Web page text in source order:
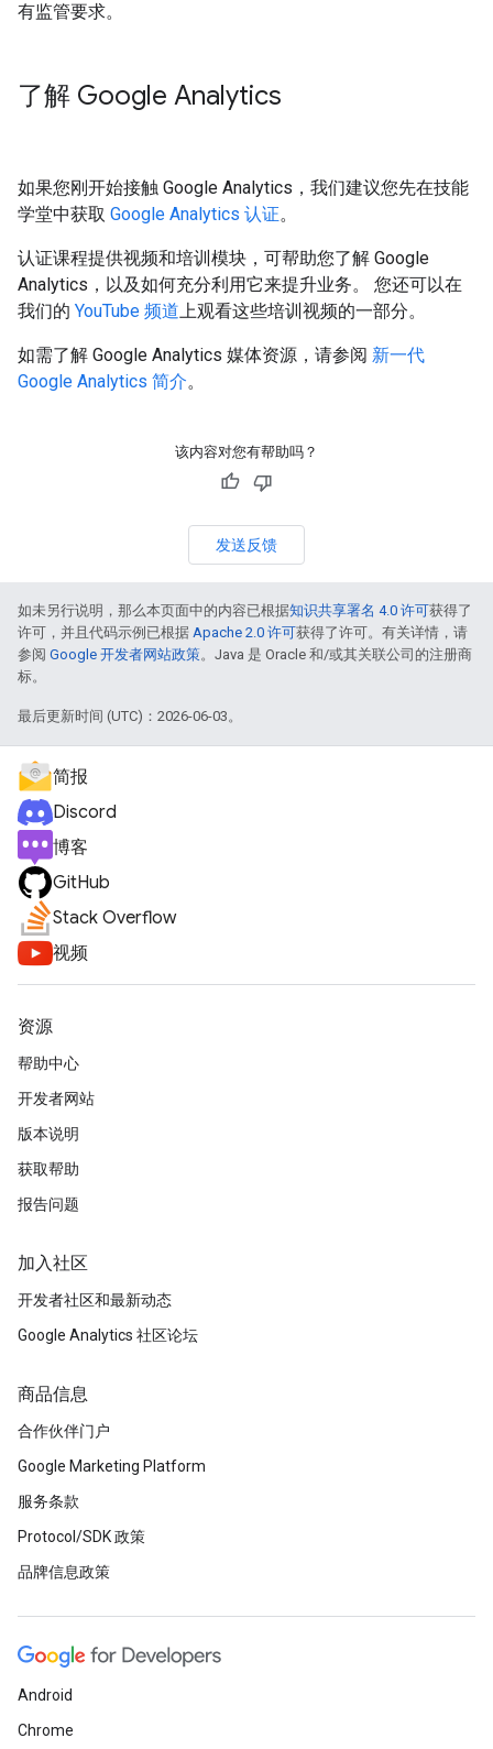
有监管要求。
了解 Google Analytics
如果您刚开始接触 Google Analytics，我们建议您先在技能
学堂中获取 Google Analytics 认证。
认证课程提供视频和培训模块，可帮助您了解 Google
Analytics，以及如何充分利用它来提升业务。 您还可以在
我们的 YouTube 频道上观看这些培训视频的一部分。
如需了解 Google Analytics 媒体资源，请参阅 新一代
Google Analytics 简介。
该内容对您有帮助吗？
发送反馈
如未另行说明，那么本页面中的内容已根据知识共享署名 4.0 许可获得了
许可，并且代码示例已根据 Apache 2.0 许可获得了许可。有关详情，请
参阅 Google 开发者网站政策。Java 是 Oracle 和/或其关联公司的注册商
标。
最后更新时间 (UTC)：2026-06-03。
简报
Discord
博客
GitHub
Stack Overflow
视频
资源
帮助中心
开发者网站
版本说明
获取帮助
报告问题
加入社区
开发者社区和最新动态
Google Analytics 社区论坛
商品信息
合作伙伴门户
Google Marketing Platform
服务条款
Protocol/SDK 政策
品牌信息政策
Android
Chrome